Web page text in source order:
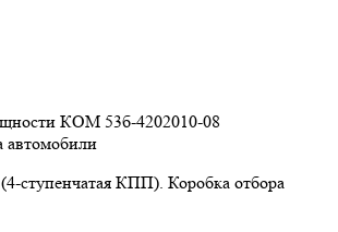
КОМ 53б-4202010-08
автомобили
ступенчатая КПП). Коробка отбора